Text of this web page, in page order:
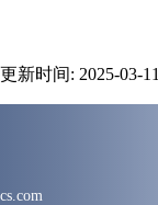
更新时间: 2025-03-11